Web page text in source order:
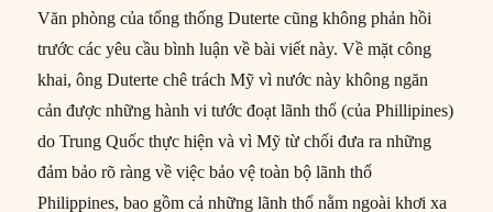
Văn phòng của tổng thống Duterte cũng không phản hồi
trước các yêu cầu bình luận về bài viết này. Về mặt công
khai, ông Duterte chê trách Mỹ vì nước này không ngăn
cản được những hành vi tước đoạt lãnh thổ (của Phillipines)
do Trung Quốc thực hiện và vì Mỹ từ chối đưa ra những
đảm bảo rõ ràng về việc bảo vệ toàn bộ lãnh thổ
Philippines, bao gồm cả những lãnh thổ nằm ngoài khơi xa